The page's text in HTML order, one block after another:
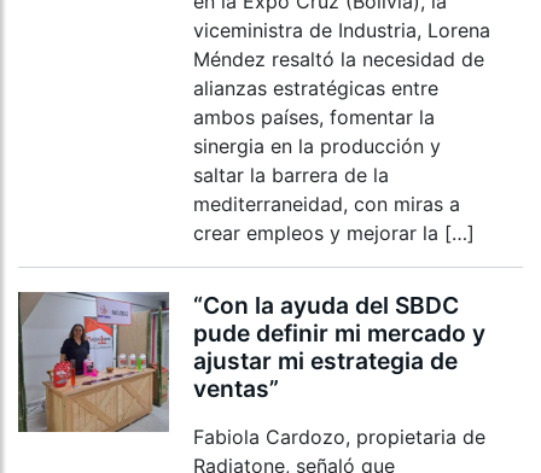
viceministra de Industria, Lorena
Méndez resaltó la necesidad de
alianzas estratégicas entre
ambos países, fomentar la
sinergia en la producción y
saltar la barrera de la
mediterraneidad, con miras a
crear empleos y mejorar la […]
“Con la ayuda del SBDC
pude definir mi mercado y
ajustar mi estrategia de
ventas”
Fabiola Cardozo, propietaria de
Radiatone, señaló que